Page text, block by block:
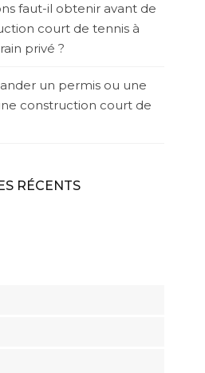
faut-il obtenir avant de
court de tennis à
privé ?
un permis ou une
construction court de
RÉCENTS